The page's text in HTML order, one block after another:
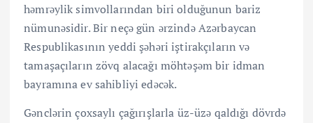
həmrəylik simvollarından biri olduğunun bariz
nümunəsidir. Bir neçə gün ərzində Azərbaycan
Respublikasının yeddi şəhəri iştirakçıların və
tamaşaçıların zövq alacağı möhtəşəm bir idman
bayramına ev sahibliyi edəcək.
Gənclərin çoxsaylı çağırışlarla üz-üzə qaldığı dövrdə